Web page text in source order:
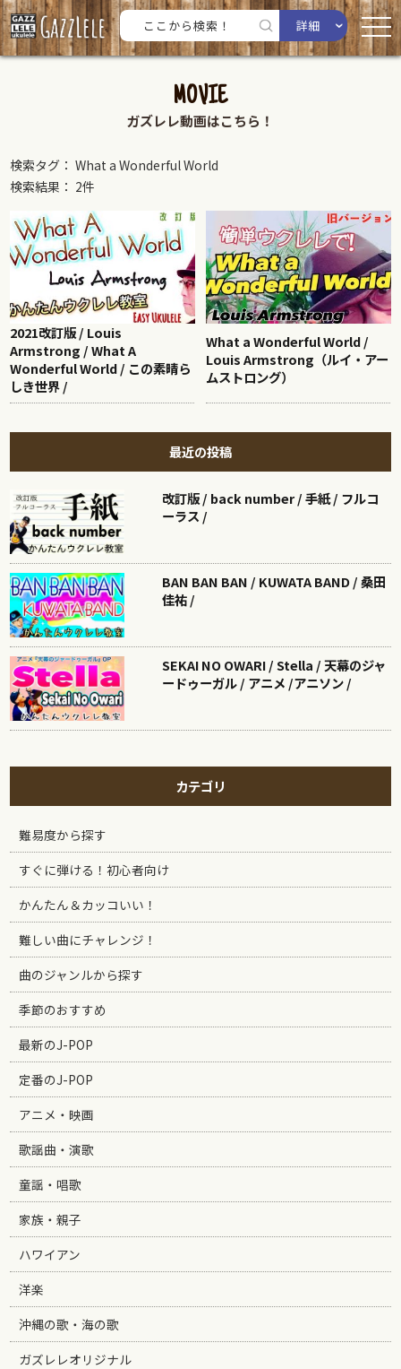
詳細
MOVIE
ガズレレ動画はこちら！
検索タグ： What a Wonderful World
検索結果： 2件
2021改訂版 / Louis
Armstrong / What A
Wonderful World / この素晴ら
しき世界 /
What a Wonderful World /
Louis Armstrong（ルイ・アー
ムストロング）
最近の投稿
改訂版 / back number / 手紙 / フルコ
ーラス /
BAN BAN BAN / KUWATA BAND / 桑田
佳祐 /
SEKAI NO OWARI / Stella / 天幕のジャ
ードゥーガル / アニメ /アニソン /
カテゴリ
難易度から探す
すぐに弾ける！初心者向け
かんたん＆カッコいい！
難しい曲にチャレンジ！
曲のジャンルから探す
季節のおすすめ
最新のJ-POP
定番のJ-POP
アニメ・映画
歌謡曲・演歌
童謡・唱歌
家族・親子
ハワイアン
洋楽
沖縄の歌・海の歌
ガズレレオリジナル